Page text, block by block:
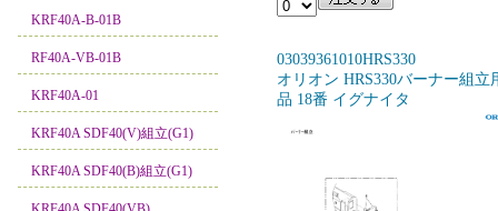
KRF40A-B-01B
RF40A-VB-01B
KRF40A-01
KRF40A SDF40(V)組立(G1)
KRF40A SDF40(B)組立(G1)
03039361010HRS330
オリオン HRS330バーナー組立
品 18番 イグナイタ